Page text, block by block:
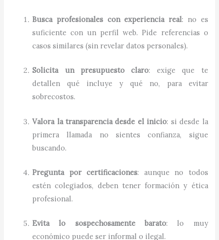
Busca profesionales con experiencia real: no es
suficiente con un perfil web. Pide referencias o
casos similares (sin revelar datos personales).
Solicita un presupuesto claro: exige que te
detallen qué incluye y qué no, para evitar
sobrecostos.
Valora la transparencia desde el inicio: si desde la
primera llamada no sientes confianza, sigue
buscando.
Pregunta por certificaciones: aunque no todos
estén colegiados, deben tener formación y ética
profesional.
Evita lo sospechosamente barato: lo muy
económico puede ser informal o ilegal.